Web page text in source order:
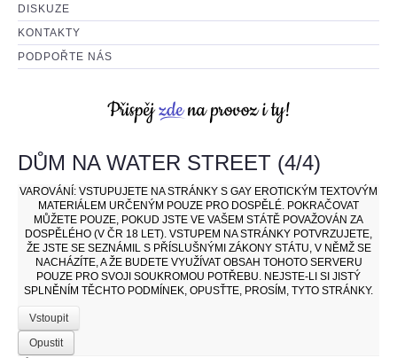
DISKUZE
KONTAKTY
PODPOŘTE NÁS
DŮM NA WATER STREET (4/4)
VAROVÁNÍ: VSTUPUJETE NA STRÁNKY S GAY EROTICKÝM TEXTOVÝM
MATERIÁLEM URČENÝM POUZE PRO DOSPĚLÉ. POKRAČOVAT
MŮŽETE POUZE, POKUD JSTE VE VAŠEM STÁTĚ POVAŽOVÁN ZA
DOSPĚLÉHO (V ČR 18 LET). VSTUPEM NA STRÁNKY POTVRZUJETE,
ŽE JSTE SE SEZNÁMIL S PŘÍSLUŠNÝMI ZÁKONY STÁTU, V NĚMŽ SE
NACHÁZÍTE, A ŽE BUDETE VYUŽÍVAT OBSAH TOHOTO SERVERU
POUZE PRO SVOJI SOUKROMOU POTŘEBU. NEJSTE-LI SI JISTÝ
SPLNĚNÍM TĚCHTO PODMÍNEK, OPUSŤTE, PROSÍM, TYTO STRÁNKY.
Vstoupit
Opustit